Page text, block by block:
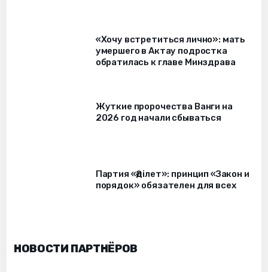
«Хочу встретиться лично»: мать
умершего в Актау подростка
обратилась к главе Минздрава
Жуткие пророчества Ванги на
2026 год начали сбываться
Партия «Әділет»: принцип «Закон и
порядок» обязателен для всех
НОВОСТИ ПАРТНЁРОВ